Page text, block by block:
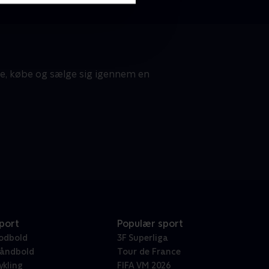
købe og sælge sig igennem en
Populær sport
3F Superliga
Tour de France
FIFA VM 2026